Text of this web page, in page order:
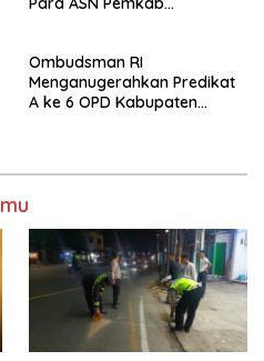
Ombudsman RI
Menganugerahkan Predikat
A ke 6 OPD Kabupaten